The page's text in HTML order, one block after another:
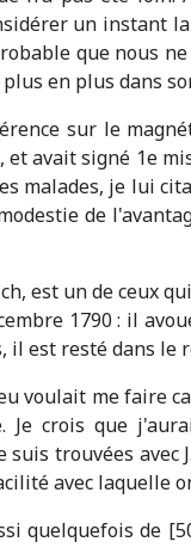
un instant
que nous
en plus dans
sur le
et avait signé 1e
malades, je lui
de
est un de ceux
1790 : il
il est resté dans
voulait me faire
Je crois que
suis trouvées
avec laquelle
quelquefois de